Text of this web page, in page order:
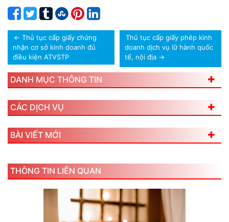
← Thủ tục cấp giấy chứng
nhận cơ sở kinh doanh đủ
điều kiện ATVSTP
Thủ tục cấp giấy phép kinh
doanh dịch vụ lữ hành quốc
tế, nội địa →
DANH MỤC THÔNG TIN
CÁC DỊCH VỤ
BÀI VIẾT MỚI
THÔNG TIN LIÊN QUAN